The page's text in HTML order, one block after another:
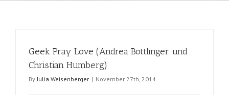
Geek Pray Love (Andrea Bottlinger und
Christian Humberg)
ByJulia Weisenberger | November 27th, 2014